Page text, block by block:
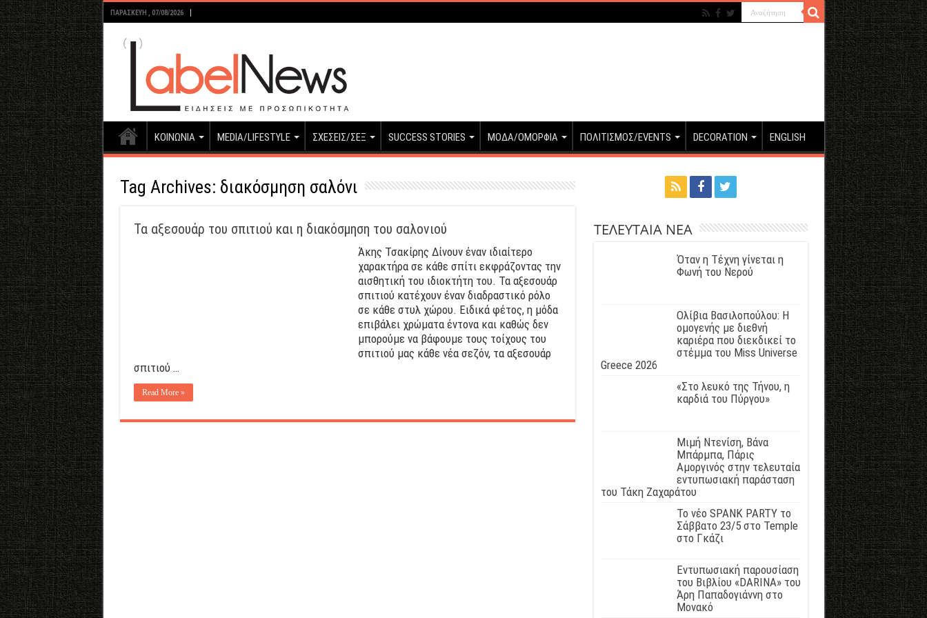
ΠΑΡΑΣΚΕΥΉ , 07/08/2026
ΚΟΙΝΩΝΙΑ MEDIA/LIFESTYLE ΣΧΕΣΕΙΣ/ΣΕΞ SUCCESS STORIES ΜΟΔΑ/ΟΜΟΡΦΙΑ ΠΟΛΙΤΙΣΜΟΣ/EVENTS DECORATION ENGLISH
Tag Archives: διακόσμηση σαλόνι
Τα αξεσουάρ του σπιτιού και η διακόσμηση του σαλονιού
Άκης Τσακίρης Δίνουν έναν ιδιαίτερο
χαρακτήρα σε κάθε σπίτι εκφράζοντας την
αισθητική του ιδιοκτήτη του. Τα αξεσουάρ
σπιτιού κατέχουν έναν διαδραστικό ρόλο
σε κάθε στυλ χώρου. Ειδικά φέτος, η μόδα
επιβάλει χρώματα έντονα και καθώς δεν
μπορούμε να βάφουμε τους τοίχους του
σπιτιού μας κάθε νέα σεζόν, τα αξεσουάρ
σπιτιού …
Read More »
ΤΕΛΕΥΤΑΙΑ ΝΕΑ
Όταν η Τέχνη γίνεται η
Φωνή του Νερού
Ολίβια Βασιλοπούλου: Η
ομογενής με διεθνή
καριέρα που διεκδικεί το
στέμμα του Miss Universe
Greece 2026
«Στο λευκό της Τήνου, η
καρδιά του Πύργου»
Μιμή Ντενίση, Βάνα
Μπάρμπα, Πάρις
Αμοργινός στην τελευταία
εντυπωσιακή παράσταση
του Τάκη Ζαχαράτου
Το νέο SPANK PARTY το
Σάββατο 23/5 στο Temple
στο Γκάζι
Εντυπωσιακή παρουσίαση
του Βιβλίου «DARINA» του
Άρη Παπαδογιάννη στο
Μονακό